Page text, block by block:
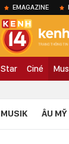
EMAGAZINE
Star Ciné
MUSIK ÂU MỸ